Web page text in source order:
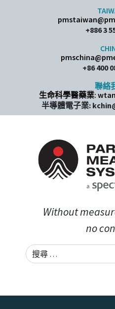
+886 3
+86 400
聯絡
生命科學醫藥業:
半導體電子業:
MainWithout
no
Search for: